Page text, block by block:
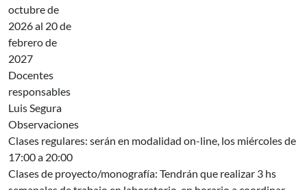
octubre de
2026 al 20 de
febrero de
2027
Docentes
responsables
Luis Segura
Observaciones
Clases regulares: serán en modalidad on-line, los miércoles de
17:00 a 20:00
Clases de proyecto/monografía: Tendrán que realizar 3 hs